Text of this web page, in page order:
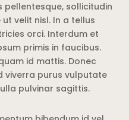
pellentesque, sollicitudin
velit nisl. In a tellus
orci. Interdum et
primis in faucibus.
id mattis. Donec
viverra purus vulputate
pulvinar sagittis.